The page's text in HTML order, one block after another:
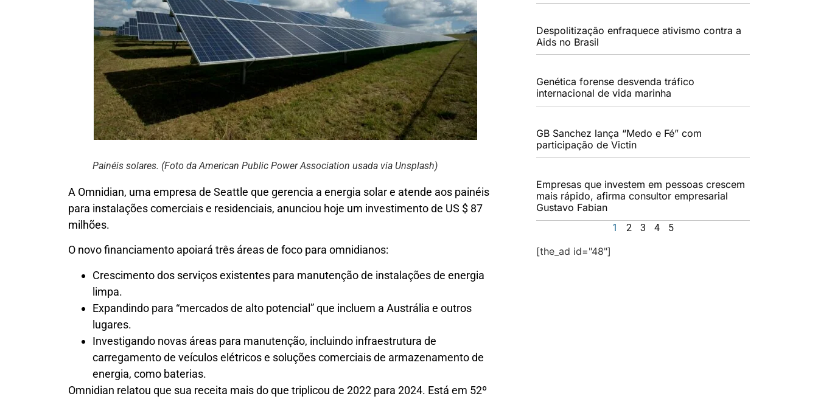
Painéis solares. (Foto da American Public Power Association usada via Unsplash)
A Omnidian, uma empresa de Seattle que gerencia a energia solar e atende aos painéis
para instalações comerciais e residenciais, anunciou hoje um investimento de US $ 87
milhões.
O novo financiamento apoiará três áreas de foco para omnidianos:
Crescimento dos serviços existentes para manutenção de instalações de energia
limpa.
Expandindo para “mercados de alto potencial” que incluem a Austrália e outros
lugares.
Investigando novas áreas para manutenção, incluindo infraestrutura de
carregamento de veículos elétricos e soluções comerciais de armazenamento de
energia, como baterias.
Omnidian relatou que sua receita mais do que triplicou de 2022 para 2024. Está em 52º
Despolitização enfraquece ativismo contra a
Aids no Brasil
Genética forense desvenda tráfico
internacional de vida marinha
GB Sanchez lança “Medo e Fé” com
participação de Victin
Empresas que investem em pessoas crescem
mais rápido, afirma consultor empresarial
Gustavo Fabian
1 2 3 4 5
[the_ad id="48"]